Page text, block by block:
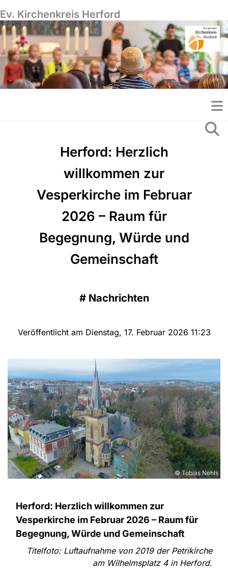
Ev. Kirchenkreis Herford
Herford: Herzlich
willkommen zur
Vesperkirche im Februar
2026 – Raum für
Begegnung, Würde und
Gemeinschaft
# Nachrichten
Veröffentlicht am Dienstag, 17. Februar 2026 11:23
© Tobias Nehls
Herford: Herzlich willkommen zur
Vesperkirche im Februar 2026 – Raum für
Begegnung, Würde und Gemeinschaft
Titelfoto: Luftaufnahme von 2019 der Petrikirche
am Wilhelmsplatz 4 in Herford.